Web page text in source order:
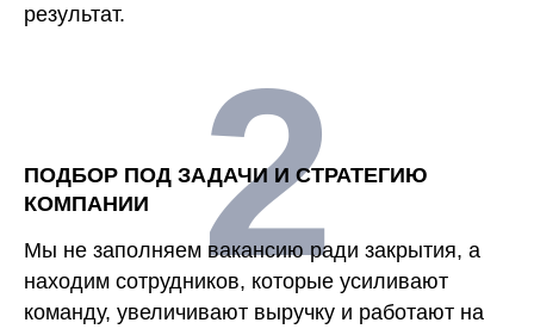
результат.
ПОДБОР ПОД ЗАДАЧИ И СТРАТЕГИЮ
КОМПАНИИ
Мы не заполняем вакансию ради закрытия, а
находим сотрудников, которые усиливают
команду, увеличивают выручку и работают на
2